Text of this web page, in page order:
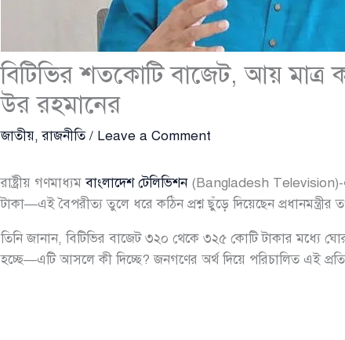
বিটিভির শতকোটি বাজেট, আয়
উর রহমানের
জাতীয়,রাজনীতি/ Leave a Comment
রাষ্ট্রীয় গণমাধ্যমবাংলাদেশ টেলিভিশন(Bangladesh Television)-
টাকা—এই বৈপরীত্য তুলে ধরে কঠিন প্রশ্ন ছুঁড়ে দিয়েছেন প্রধানমন্ত্রীর
তিনি জানান, বিটিভির বাজেট ৩২০ থেকে ৩২৫ কোটি টাকার মধ্যে
হচ্ছে—এটি আসলে কী দিচ্ছে? জনগণের অর্থ দিয়ে পরিচালিত এই